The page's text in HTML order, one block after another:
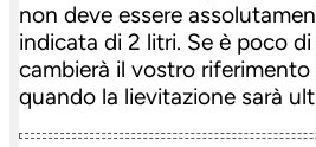
non deve essere
indicata di 2 litri. Se è poco
cambierà il vostro
quando la lievitazione sarà